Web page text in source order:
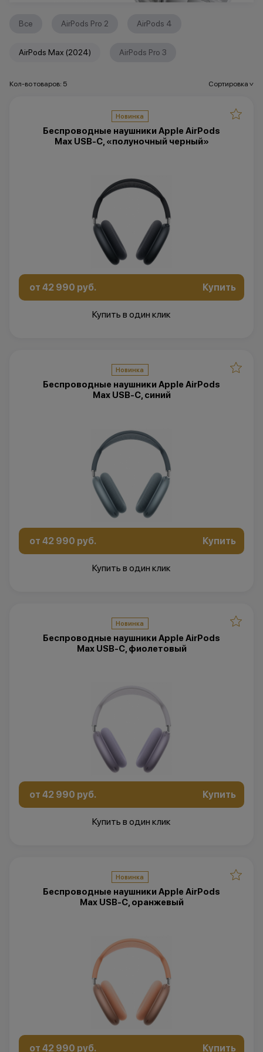
Все AirPods Pro 2 AirPods 4
AirPods Max (2024) AirPods Pro 3
Кол-во товаров: 5 Сортировка>
Новинка
Беспроводные наушники Apple AirPods
Max USB-C, «полуночный черный»
от 42 990 руб. Купить
Купить в один клик
Новинка
Беспроводные наушники Apple AirPods
Max USB-C, синий
от 42 990 руб. Купить
Купить в один клик
Новинка
Беспроводные наушники Apple AirPods
Max USB-C, фиолетовый
от 42 990 руб. Купить
Купить в один клик
Новинка
Беспроводные наушники Apple AirPods
Max USB-C, оранжевый
от 42 990 руб. Купить